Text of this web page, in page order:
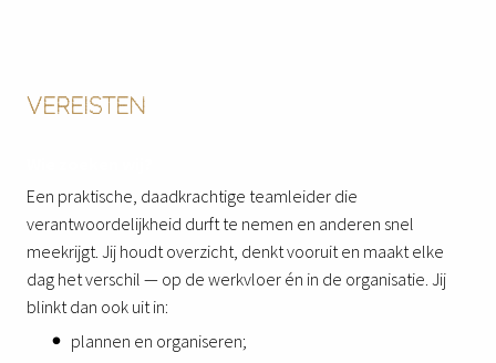
VEREISTEN
Een praktische, daadkrachtige teamleider die
verantwoordelijkheid durft te nemen en anderen snel
meekrijgt. Jij houdt overzicht, denkt vooruit en maakt elke
dag het verschil — op de werkvloer én in de organisatie. Jij
blinkt dan ook uit in:
plannen en organiseren;